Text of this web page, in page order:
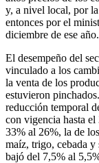
y, a nivel local, por
entonces por el
diciembre de ese año.
El desempeño del
vinculado a los
la venta de los
estuvieron
reducción temporal
con vigencia hasta
33% al 26%, la de
maíz, trigo, cebada
bajó del 7,5% al